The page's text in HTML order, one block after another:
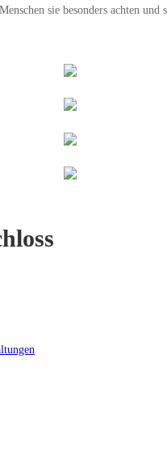
sie besonders achten und